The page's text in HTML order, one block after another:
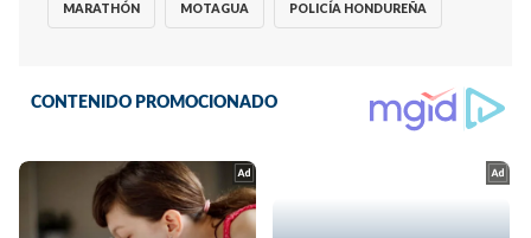
MARATHÓN MOTAGUA POLICÍA HONDUREÑA